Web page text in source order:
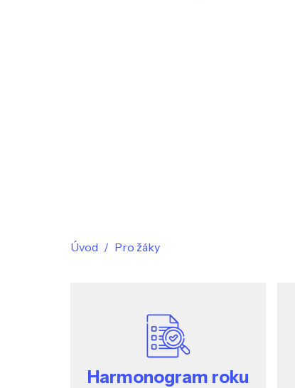
Úvod Pro žáky
Harmonogram roku